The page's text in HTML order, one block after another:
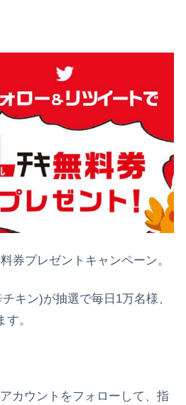
券プレゼントキャンペーン。
キン)が抽選で毎日1万名様、
。
カウントをフォローして、指